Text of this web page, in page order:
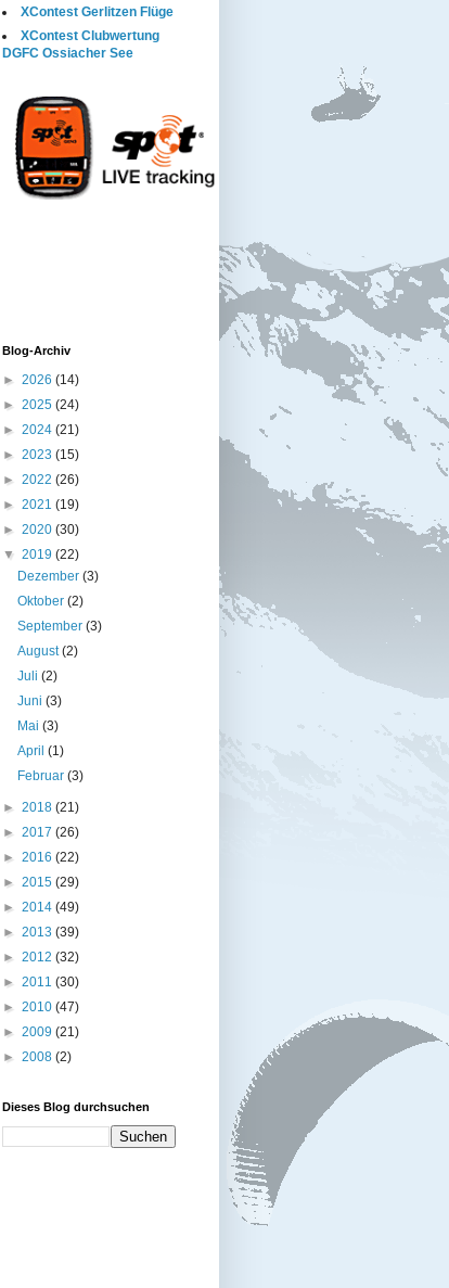
XContest Gerlitzen Flüge
XContest Clubwertung
DGFC Ossiacher See
Blog-Archiv
► 2026 (14)
► 2025 (24)
► 2024 (21)
► 2023 (15)
► 2022 (26)
► 2021 (19)
► 2020 (30)
▼ 2019 (22)
Dezember(3)
Oktober(2)
September(3)
August(2)
Juli(2)
Juni(3)
Mai(3)
April(1)
Februar(3)
► 2018 (21)
► 2017 (26)
► 2016 (22)
► 2015 (29)
► 2014 (49)
► 2013 (39)
► 2012 (32)
► 2011 (30)
► 2010 (47)
► 2009 (21)
► 2008 (2)
Dieses Blog durchsuchen